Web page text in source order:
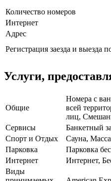
Количество номеров
Интернет
Адрес
Регистрация заезда и выезда
Услуги,
Общие
Номера с
всей
лиц,
Сервисы
Банкетный
Спорт и Отдых
Сауна,
Парковка
Парковка
Интернет
Интернет,
Виды